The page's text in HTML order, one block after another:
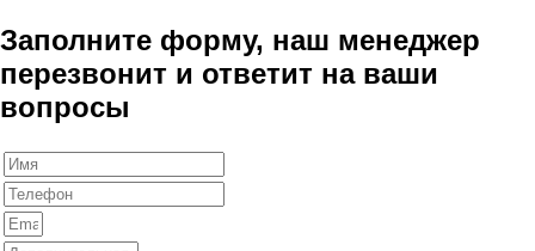
Заполните форму, наш менеджер
перезвонит и ответит на ваши
вопросы